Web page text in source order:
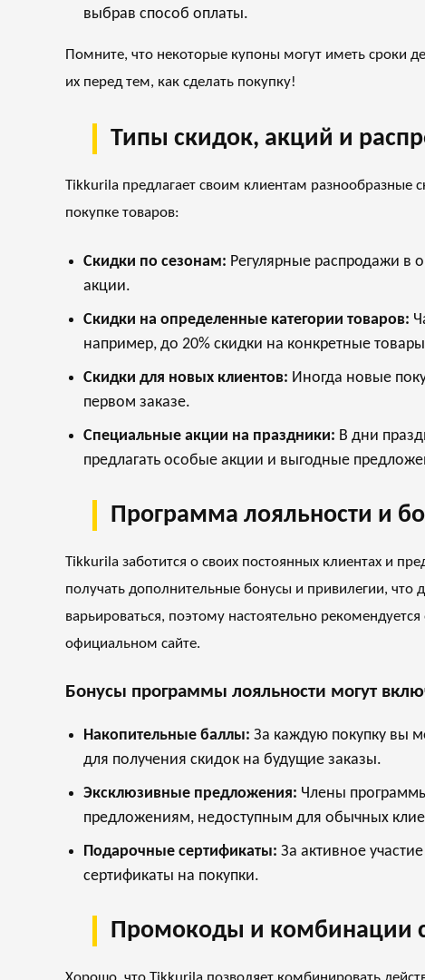
выбрав способ оплаты.
Помните, что некоторые купоны могут иметь сроки
их перед тем, как сделать покупку!
Типы скидок, акций и
Tikkurila предлагает своим клиентам разнообразные
покупке товаров:
Скидки по сезонам: Регулярные распродажи в
акции.
Скидки на определенные категории товаров:
например, до 20% скидки на конкретные
Скидки для новых клиентов: Иногда новые
первом заказе.
Специальные акции на праздники: В дни
предлагать особые акции и выгодные
Программа лояльности и
Tikkurila заботится о своих постоянных клиентах и
получать дополнительные бонусы и привилегии,
варьироваться, поэтому настоятельно
официальном сайте.
Бонусы программы лояльности могут
Накопительные баллы: За каждую покупку вы
для получения скидок на будущие заказы.
Эксклюзивные предложения: Члены
предложениям, недоступным для обычных
Подарочные сертификаты: За активное
сертификаты на покупки.
Промокоды и комбинации